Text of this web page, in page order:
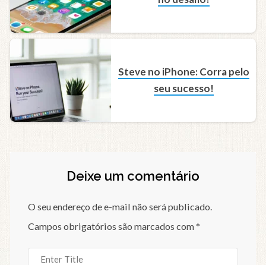
Steve no iPhone: Corra pelo
seu sucesso!
Deixe um comentário
O seu endereço de e-mail não será publicado.
Campos obrigatórios são marcados com*